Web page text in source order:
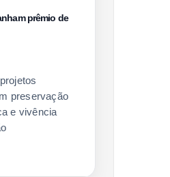
prêmio de
preservação
e vivência